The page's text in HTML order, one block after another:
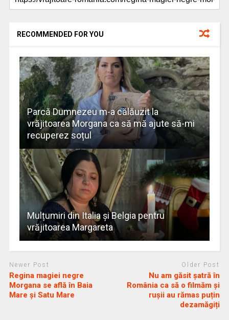
RECOMMENDED FOR YOU
Parcă Dumnezeu m-a călăuzit la
vrăjitoarea Morgana ca să mă ajute să-mi
recuperez soțul
Mulțumiri din Italia și Belgia pentru
vrăjitoarea Margareta
Newer Post
Regina magiei negre
Morgana se află în Baia
Mare și Satu Mare
Older Post
Nu am găsit șatră în
România ca să o filmăm și
rușii au rămas puțin
dezamăgiți